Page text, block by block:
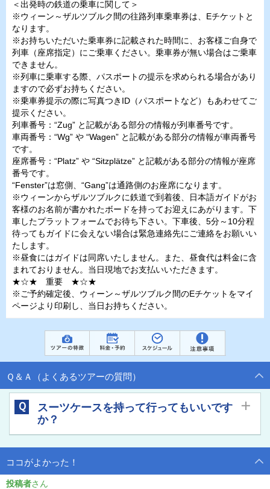
＜出発時の鉄道の乗車に関して＞
※ウィーン～ザルツブルク間の往路列車乗車券は、Eチケットと
なります。
※お持ちいただいた乗車券に記載された時間に、お客様ご自身で
列車（座席指定）にご乗車ください。乗車券が無い場合はご乗車
できません。
※列車に乗車する際、パスポートの提示を求められる場合があり
ますので必ずお持ちください。
※乗車券提示の際に写真つきID（パスポートなど）もあわせてご
提示ください。
列車番号：“Zug” と記載がある部分の情報が列車番号です。
車両番号：“Wg” や “Wagen” と記載がある部分の情報が車両番号
です。
座席番号：“Platz” や “Sitzplätze” と記載がある部分の情報が座席
番号です。
“Fenster”は窓側、“Gang”は通路側のお座席になります。
※ウィーンからザルツブルクに鉄道で到着後、日本語ガイドがお
客様のお名前が書かれたボードを持ってお迎えにあがります。下
車したプラットフォームでお待ち下さい。下車後、5分～10分程
待ってもガイドに会えない場合は緊急連絡先にご連絡をお願いい
たします。
※昼食にはガイドは同席いたしません。また、昼食代は料金に含
まれておりません。当日現地でお支払いいただきます。
★☆★ 重要 ★☆★
※ご予約確定後、ウィーン～ザルツブルク間のEチケットをマイ
ページより印刷し、当日お持ちください。
Ｑ＆Ａ（よくあるツアーの質問）
Ｑ
スーツケースを持って行ってもいいです
か？
Ａ
知らせください。
ココがよかった！
投稿者